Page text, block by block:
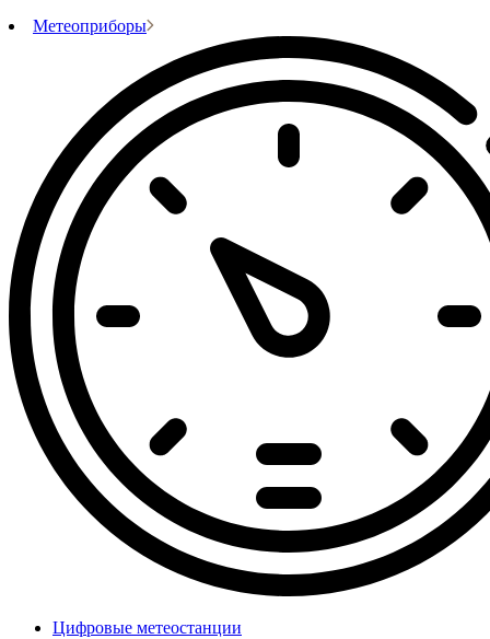
Метеоприборы
Цифровые метеостанции